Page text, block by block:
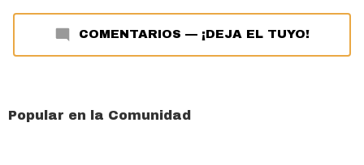
COMENTARIOS — ¡DEJA EL TUYO!
Popular en la Comunidad